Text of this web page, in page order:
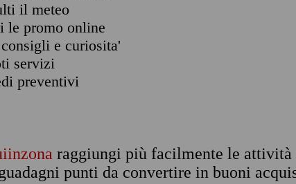
il meteo
le promo online
e curiosita'
servizi
preventivi
raggiungi più facilmente le attività
punti da convertire in buoni